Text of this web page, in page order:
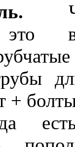
это
+